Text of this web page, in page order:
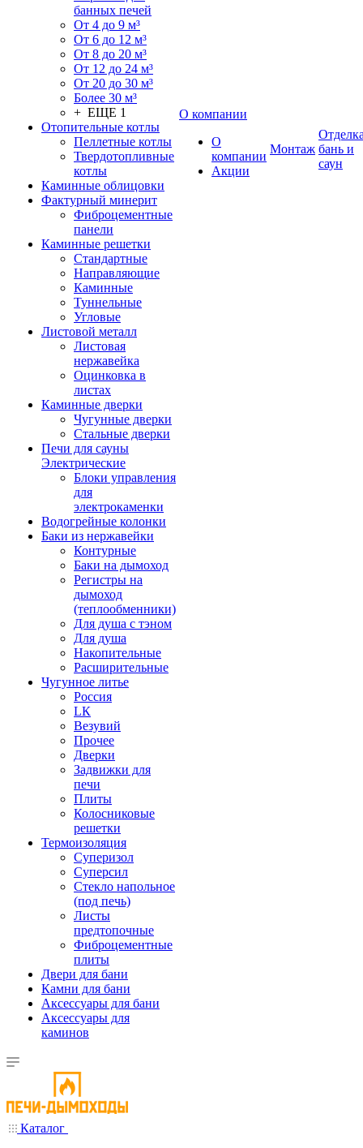
банных печей
От 4 до 9 м³
От 6 до 12 м³
От 8 до 20 м³
От 12 до 24 м³
От 20 до 30 м³
Более 30 м³
+ ЕЩЕ 1
Отопительные котлы
Пеллетные котлы
Твердотопливные
котлы
Каминные облицовки
Фактурный минерит
Фиброцементные
панели
Каминные решетки
Стандартные
Направляющие
Каминные
Туннельные
Угловые
Листовой металл
Листовая
нержавейка
Оцинковка в
листах
Каминные дверки
Чугунные дверки
Стальные дверки
Печи для сауны
Электрические
Блоки управления
для
электрокаменки
Водогрейные колонки
Баки из нержавейки
Контурные
Баки на дымоход
Регистры на
дымоход
(теплообменники)
Для душа с тэном
Для душа
Накопительные
Расширительные
Чугунное литье
Россия
LК
Везувий
Прочее
Дверки
Задвижки для
печи
Плиты
Колосниковые
решетки
Термоизоляция
Суперизол
Суперсил
Стекло напольное
(под печь)
Листы
предтопочные
Фиброцементные
плиты
Двери для бани
Камни для бани
Аксессуары для бани
Аксессуары для
каминов
О компании
О
компании
Акции
Монтаж бань и
саун
Каталог